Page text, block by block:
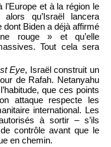
et à la région le
qu’Israël lancera
dont Biden a déjà affirmé
rouge » et qu’elle
Tout cela sera
Eye, Israël construit un
de Rafah. Netanyahu
que ces points
attaque respecte les
international. Les
à sortir – s’ils
contrôle avant que le
en chemin.